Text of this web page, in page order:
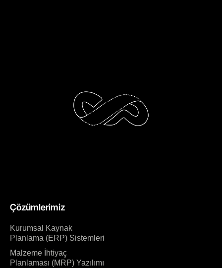
Çözümlerimiz
Kurumsal Kaynak
Planlama (ERP) Sistemleri
Malzeme İhtiyaç
Planlaması (MRP) Yazılımı